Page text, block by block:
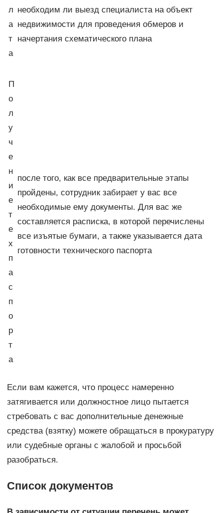
л
а
т
а
необходим ли выезд специалиста на объект
недвижимости для проведения обмеров и
начертания схематического плана
П
о
л
у
ч
е
н
и
е
т
е
х
п
а
с
п
о
р
т
а
после того, как все предварительные этапы
пройдены, сотрудник забирает у вас все
необходимые ему документы. Для вас же
составляется расписка, в которой перечислены
все изъятые бумаги, а также указывается дата
готовности технического паспорта
Если вам кажется, что процесс намеренно
затягивается или должностное лицо пытается
стребовать с вас дополнительные денежные
средства (взятку) можете обращаться в прокуратуру
или судебные органы с жалобой и просьбой
разобраться.
Список документов